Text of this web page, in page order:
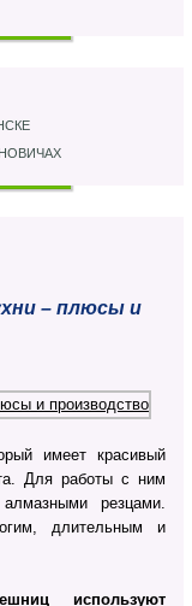
– плюсы и
имеет красивый
Для работы с ним
резцами.
длительным и
используют